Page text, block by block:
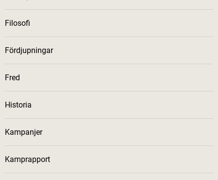
Filosofi
Fördjupningar
Fred
Historia
Kampanjer
Kamprapport